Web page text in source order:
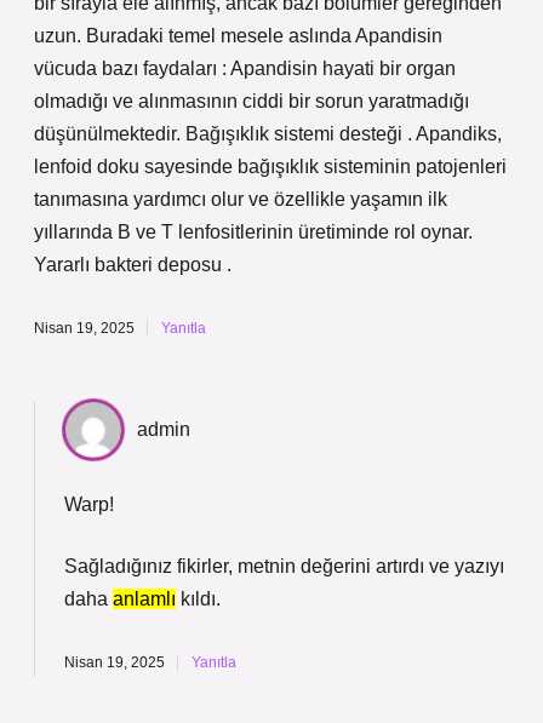
uzun. Buradaki temel mesele aslında Apandisin
vücuda bazı faydaları : Apandisin hayati bir organ
olmadığı ve alınmasının ciddi bir sorun yaratmadığı
düşünülmektedir. Bağışıklık sistemi desteği . Apandiks,
lenfoid doku sayesinde bağışıklık sisteminin patojenleri
tanımasına yardımcı olur ve özellikle yaşamın ilk
yıllarında B ve T lenfositlerinin üretiminde rol oynar.
Yararlı bakteri deposu .
Nisan 19, 2025 Yanıtla
admin
Warp!
Sağladığınız fikirler, metnin değerini artırdı ve yazıyı
daha anlamlı kıldı.
Nisan 19, 2025 Yanıtla